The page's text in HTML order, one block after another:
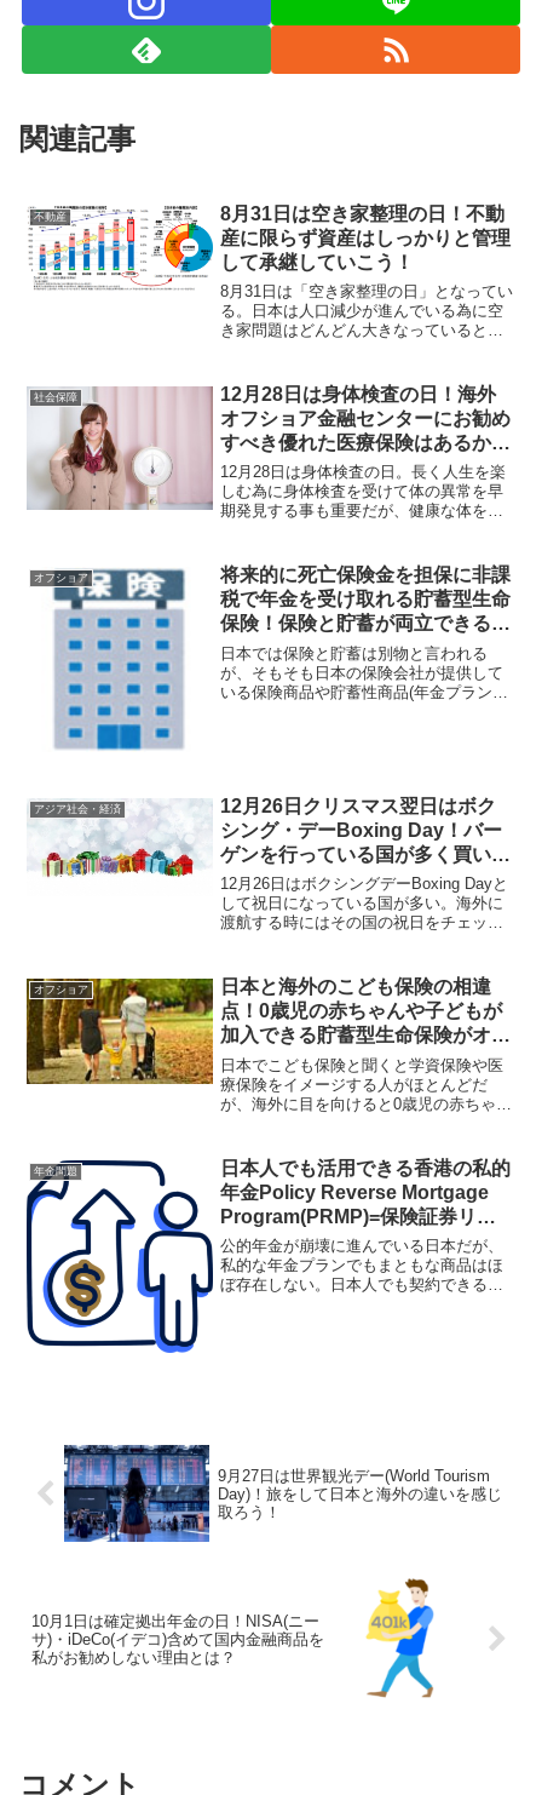
関連記事
不動産
8月31日は空き家整理の日！不動
産に限らず資産はしっかりと管理
して承継していこう！
8月31日は「空き家整理の日」となってい
る。日本は人口減少が進んでいる為に空
き家問題はどんどん大きなっていると思
産を承継していくべきと感じる。
社会保障
12月28日は身体検査の日！海外
オフショア金融センターにお勧め
すべき優れた医療保険はあるか否
か？
12月28日は身体検査の日。長く人生を楽
しむ為に身体検査を受けて体の異常を早
期発見する事も重要だが、健康な体を維
思うが、海外のオフショア金融センター
に最適な商品はあるだろうか？
オフショア
将来的に死亡保険金を担保に非課
税で年金を受け取れる貯蓄型生命
保険！保険と貯蓄が両立できる香
港CTF Life社(FTLife)のOn Your
Mind！
日本では保険と貯蓄は別物と言われる
が、そもそも日本の保険会社が提供して
いる保険商品や貯蓄性商品(年金プラン
アジア社会・経済
12月26日クリスマス翌日はボク
シング・デーBoxing Day！バー
ゲンを行っている国が多く買い物
するには狙い目⁉
12月26日はボクシングデーBoxing Dayと
して祝日になっている国が多い。海外に
渡航する時にはその国の祝日をチェック
物目的の人にとっては狙い目かもしれな
い。
オフショア
日本と海外のこども保険の相違
点！0歳児の赤ちゃんや子どもが
加入できる貯蓄型生命保険がオフ
ショアにはあり学資保険としても
活用可能！
日本でこども保険と聞くと学資保険や医
療保険をイメージする人がほとんどだ
が、海外に目を向けると0歳児の赤ちゃん
り、学資保険としても活用できるので汎
用性もとても広い。
年金問題
日本人でも活用できる香港の私的
年金Policy Reverse Mortgage
Program(PRMP)=保険証券リバ
ーズモーゲージプログラムとは？
公的年金が崩壊に進んでいる日本だが、
私的な年金プランでもまともな商品はほ
ぼ存在しない。日本人でも契約できる海
9月27日は世界観光デー(World Tourism
Day)！旅をして日本と海外の違いを感じ
取ろう！
10月1日は確定拠出年金の日！NISA(ニー
サ)・iDeCo(イデコ)含めて国内金融商品を
私がお勧めしない理由とは？
コメント